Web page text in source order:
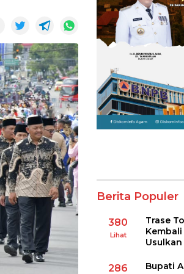
Berita Populer
380
Lihat
Trase
Usulkan
286
Bupati